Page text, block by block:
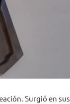
Surgió en sus